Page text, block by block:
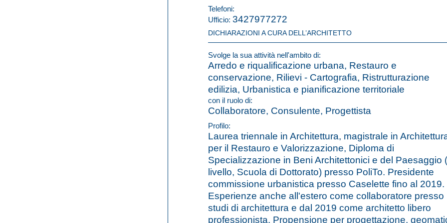
Telefoni:
Ufficio: 3427977272
DICHIARAZIONI A CURA DELL’ARCHITETTO
Svolge la sua attività nell'ambito di:
Arredo e riqualificazione urbana, Restauro e
conservazione, Rilievi - Cartografia, Ristrutturazione
edilizia, Urbanistica e pianificazione territoriale
con il ruolo di:
Collaboratore, Consulente, Progettista
Profilo:
Laurea triennale in Architettura, magistrale in
per il Restauro e Valorizzazione, Diploma di
Specializzazione in Beni Architettonici e del Paesaggio
livello, Scuola di Dottorato) presso PoliTo. Presidente
commissione urbanistica presso Caselette fino al 2019.
Esperienze anche all'estero come collaboratore presso
studi di architettura e dal 2019 come architetto libero
professionista. Propensione per progettazione,